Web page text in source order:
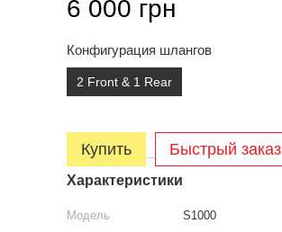
6 000 грн
Конфигурация шлангов
2 Front & 1 Rear
Купить Быстрый заказ
Характеристики
Модель
S1000